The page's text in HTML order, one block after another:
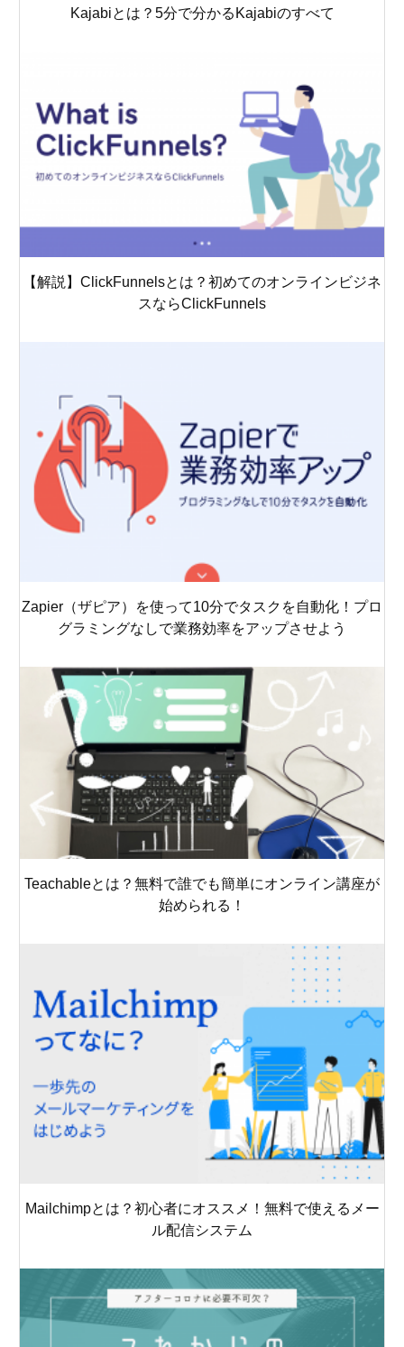
Kajabiとは？5分で分かるKajabiのすべて
【解説】ClickFunnelsとは？初めてのオンラインビジネ
スならClickFunnels
Zapier（ザピア）を使って10分でタスクを自動化！プロ
グラミングなしで業務効率をアップさせよう
Teachableとは？無料で誰でも簡単にオンライン講座が
始められる！
Mailchimpとは？初心者にオススメ！無料で使えるメー
ル配信システム